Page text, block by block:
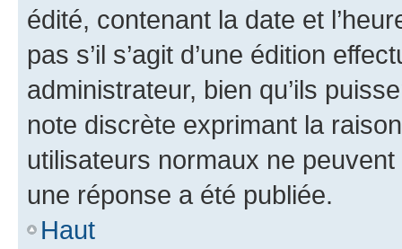
édité, contenant la date et
pas s’il s’agit d’une édition
administrateur, bien qu’ils
note discrète exprimant la
utilisateurs normaux ne
une réponse a été publiée.
Haut